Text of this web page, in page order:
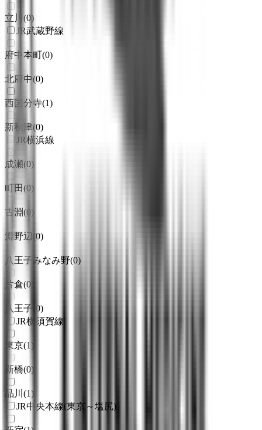
立川 (0)
JR武蔵野線
府中本町(0)
北府中(0)
西国分寺(1)
新秋津(0)
JR横浜線
成瀬(0)
町田(0)
古淵(0)
淵野辺 (0)
八王子みなみ野(0)
片倉(0
八王子 0)
JR横須賀線
東京(1)
新橋(0)
品川 (1)
JR中央本線(東京～塩尻)